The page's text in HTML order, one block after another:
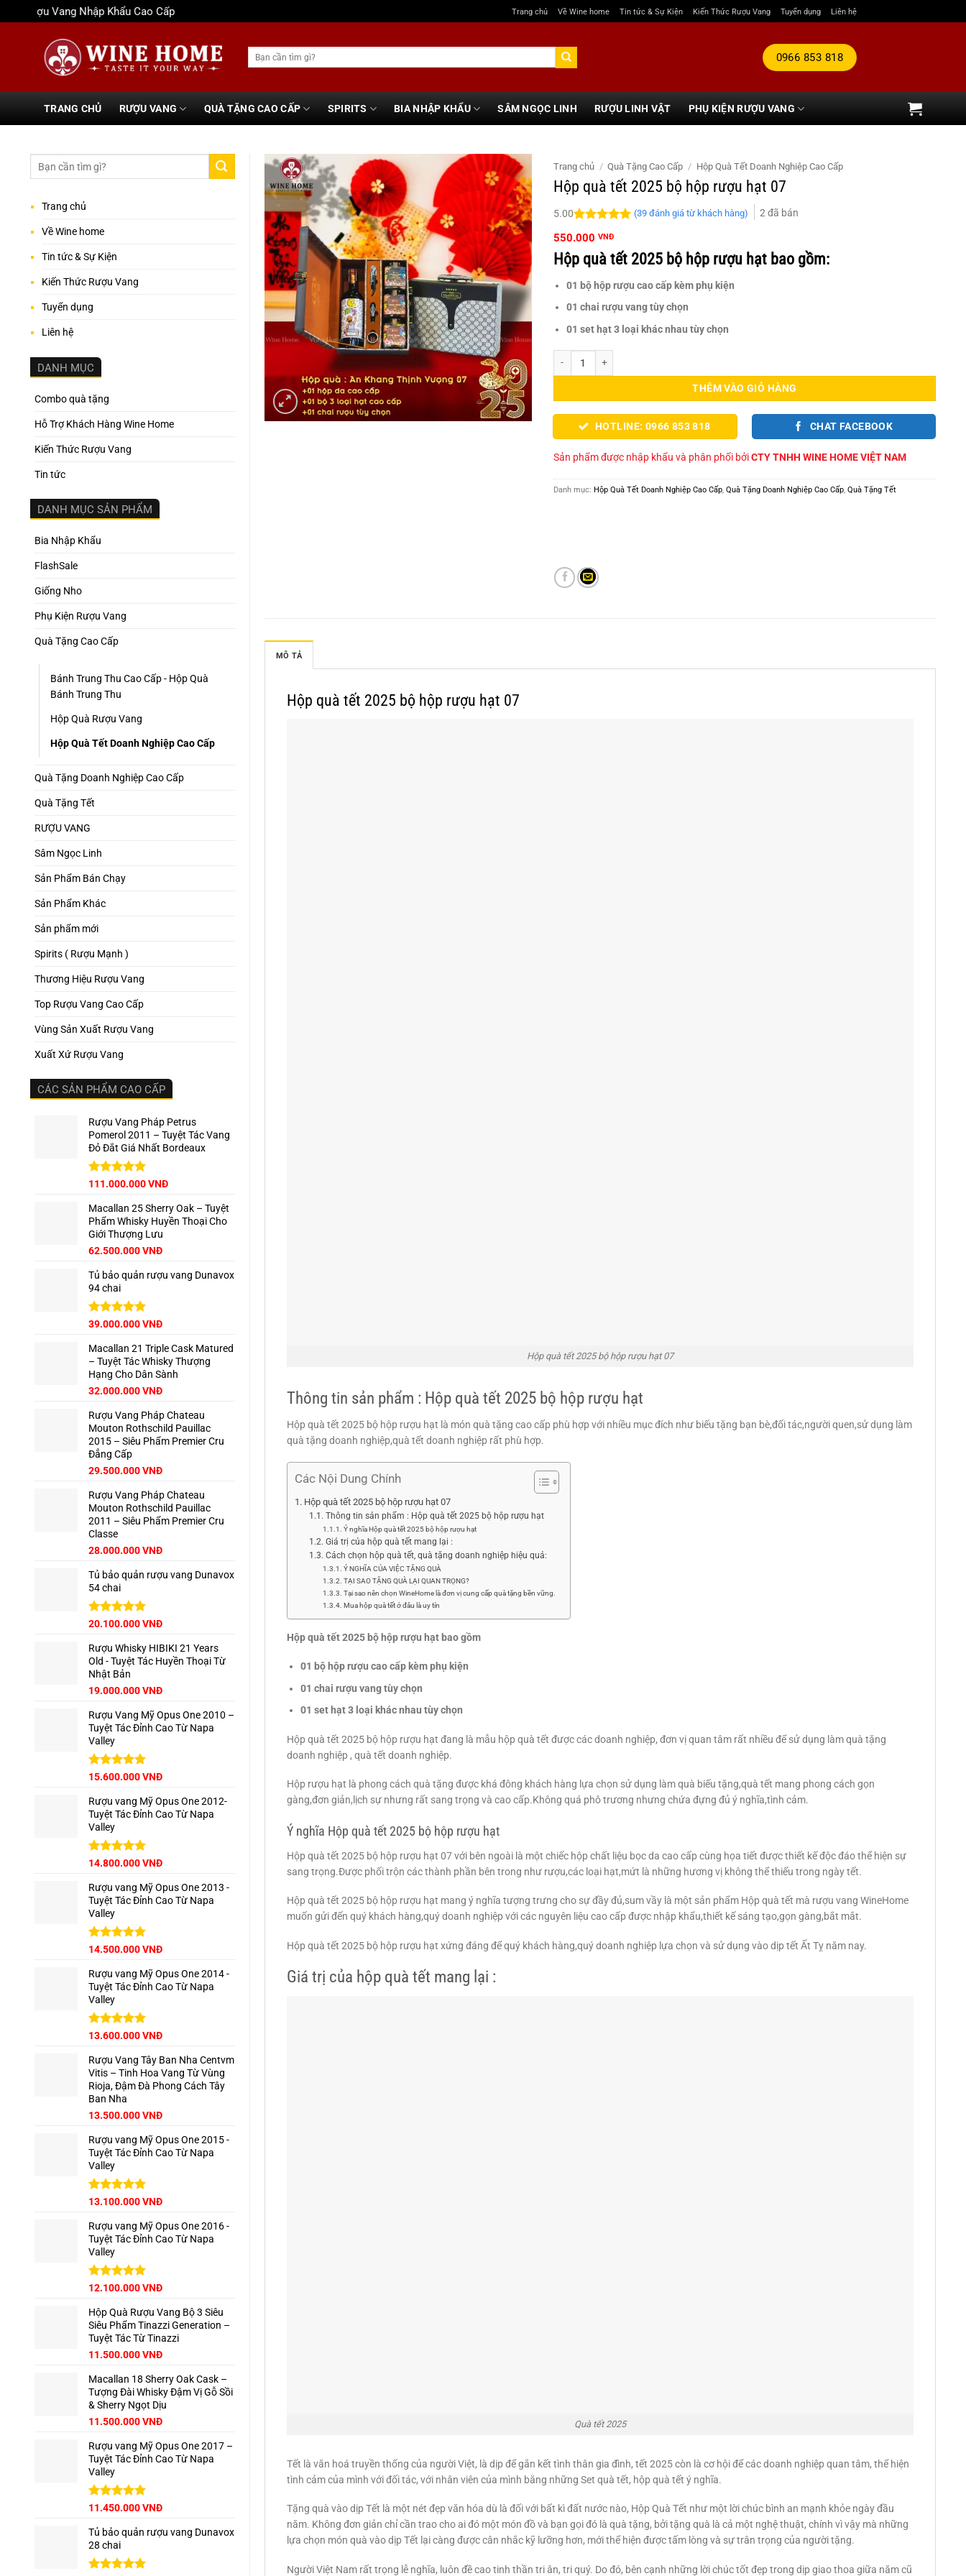
qua
Vang Nhập Khẩu Cao Cấp Trang chủ Về Wine home Tin tức & Sự Kiện Kiến Thức Rượu Vang Tuyển dụng Liên hệ
Tìm
kiếm:
0966 853 818
TRANG CHỦ RƯỢU VANG QUÀ TẶNG CAO CẤP SPIRITS BIA NHẬP KHẨU SÂM NGỌC LINH RƯỢU LINH VẬT PHỤ KIỆN RƯỢU VANG
Trang chủ
Về Wine home
Tin tức & Sự Kiện
Kiến Thức Rượu Vang
Tuyển dụng
Liên hệ
DANH MỤC
Combo quà tặng
Hỗ Trợ Khách Hàng Wine Home
Kiến Thức Rượu Vang
Tin tức
DANH MỤC SẢN PHẨM
Bia Nhập Khẩu
FlashSale
Giống Nho
Phụ Kiện Rượu Vang
Quà Tặng Cao Cấp
Bánh Trung Thu Cao Cấp - Hộp Quà
Bánh Trung Thu
Hộp Quà Rượu Vang
Hộp Quà Tết Doanh Nghiệp Cao Cấp
Quà Tặng Doanh Nghiệp Cao Cấp
Quà Tặng Tết
RƯỢU VANG
Sâm Ngọc Linh
Sản Phẩm Bán Chạy
Sản Phẩm Khác
Sản phẩm mới
Spirits ( Rượu Mạnh )
Thương Hiệu Rượu Vang
Top Rượu Vang Cao Cấp
Vùng Sản Xuất Rượu Vang
Xuất Xứ Rượu Vang
CÁC SẢN PHẨM CAO CẤP
Rượu Vang Pháp Petrus
Pomerol 2011 – Tuyệt Tác Vang
Đỏ Đắt Giá Nhất Bordeaux
Được xếp
5 sao
Giá
là:
125.000.000 VNĐ.
111.000.000VNĐGiá
tại
là:
Macallan 25 Sherry Oak – Tuyệt
Phẩm Whisky Huyền Thoại Cho
Giới Thượng Lưu
Giá
là:
65.000.000 VNĐ.
62.500.000VNĐGiá
tại
Tủ bảo quản rượu vang Dunavox
94 chai
Được xếp
5 sao
Giá
là:
42.500.000 VNĐ.
39.000.000VNĐGiá
tại
là:
39.000.000 VNĐ.
Macallan 21 Triple Cask Matured
– Tuyệt Tác Whisky Thượng
Hạng Cho Dân Sành
Giá
là:
35.000.000 VNĐ.
32.000.000VNĐGiá
tại
là:
32.000.000 VNĐ.
Rượu Vang Pháp Chateau
Mouton Rothschild Pauillac
2015 – Siêu Phẩm Premier Cru
Đẳng Cấp
29.500.000VNĐ
Rượu Vang Pháp Chateau
Mouton Rothschild Pauillac
2011 – Siêu Phẩm Premier Cru
Classe
28.000.000VNĐ
Tủ bảo quản rượu vang Dunavox
54 chai
Được xếp
5 sao
Giá
là:
22.500.000 VNĐ.
20.100.000VNĐGiá
tại
là:
Rượu Whisky HIBIKI 21 Years
Old - Tuyệt Tác Huyền Thoại Từ
Nhật Bản
Giá
là:
22.000.000 VNĐ.
19.000.000VNĐGiá
tại
là:
Rượu Vang Mỹ Opus One 2010 –
Tuyệt Tác Đỉnh Cao Từ Napa
Valley
Được xếp
5 sao
15.600.000VNĐ
Rượu vang Mỹ Opus One 2012-
Tuyệt Tác Đỉnh Cao Từ Napa
Valley
Được xếp
5 sao
14.800.000VNĐ
Rượu vang Mỹ Opus One 2013 -
Tuyệt Tác Đỉnh Cao Từ Napa
Valley
Được xếp
5 sao
14.500.000VNĐ
Rượu vang Mỹ Opus One 2014 -
Tuyệt Tác Đỉnh Cao Từ Napa
Valley
Được xếp
5 sao
13.600.000VNĐ
Rượu Vang Tây Ban Nha Centvm
Vitis – Tinh Hoa Vang Từ Vùng
Rioja, Đậm Đà Phong Cách Tây
Ban Nha
Giá
là:
15.000.000 VNĐ.
13.500.000VNĐGiá
tại
là:
Rượu vang Mỹ Opus One 2015 -
Tuyệt Tác Đỉnh Cao Từ Napa
Valley
Được xếp
5 sao
13.100.000VNĐ
Rượu vang Mỹ Opus One 2016 -
Tuyệt Tác Đỉnh Cao Từ Napa
Valley
Được xếp
5 sao
12.100.000VNĐ
Hộp Quà Rượu Vang Bộ 3 Siêu
Siêu Phẩm Tinazzi Generation –
Tuyệt Tác Từ Tinazzi
Giá
là:
12.960.000 VNĐ.
11.500.000VNĐGiá
tại
là:
11.500.000 VNĐ.
Macallan 18 Sherry Oak Cask –
Tượng Đài Whisky Đậm Vị Gỗ Sồi
& Sherry Ngọt Dịu
Giá
là:
13.500.000 VNĐ.
11.500.000VNĐGiá
tại
là:
Rượu vang Mỹ Opus One 2017 –
Tuyệt Tác Đỉnh Cao Từ Napa
Valley
Được xếp
5 sao
11.450.000VNĐ
Tủ bảo quản rượu vang Dunavox
28 chai
Trang chủ / Quà Tặng Cao Cấp / Hộp Quà Tết Doanh Nghiệp Cao Cấp
Hộp quà tết 2025 bộ hộp rượu hạt 07
5.00
đánh giá
(39đánh giá từ khách hàng) 2 đã bán
550.000 VNĐ
Hộp quà tết 2025 bộ hộp rượu hạt bao gồm:
01 bộ hộp rượu cao cấp kèm phụ kiện
01 chai rượu vang tùy chọn
01 set hạt 3 loại khác nhau tùy chọn
THÊM VÀO GIỎ HÀNG
HOTLINE: 0966 853 818 CHAT FACEBOOK
Sản phẩm được nhập khẩu và phân phối bởiCTY TNHH WINE HOME VIỆT NAM
Danh mục: Hộp Quà Tết Doanh Nghiệp Cao Cấp, Quà Tặng Doanh Nghiệp Cao Cấp, Quà Tặng Tết
MÔ TẢ
Hộp quà tết 2025 bộ hộp rượu hạt 07
Hộp quà tết 2025 bộ hộp rượu hạt 07
Thông tin sản phẩm : Hộp quà tết 2025 bộ hộp rượu hạt
Hộp quà tết 2025 bộ hộp rượu hạt là món quà tặng cao cấp phù hợp với nhiều mục đích như biếu tặng bạn bè,đối tác,người quen,sử dụng làm
quà tặng doanh nghiệp,quà tết doanh nghiệp rất phù hợp.
Các Nội Dung Chính
Hộp quà tết 2025 bộ hộp rượu hạt 07
Thông tin sản phẩm : Hộp quà tết 2025 bộ hộp rượu hạt
Ý nghĩa Hộp quà tết 2025 bộ hộp rượu hạt
Giá trị của hộp quà tết mang lại :
Cách chọn hộp quà tết, quà tặng doanh nghiệp hiệu quả:
Ý NGHĨA CỦA VIỆC TẶNG QUÀ
TẠI SAO TẶNG QUÀ LẠI QUAN TRỌNG?
Tại sao nên chọn WineHome là đơn vị cung cấp quà tặng bền vững.
Mua hộp quà tết ở đâu là uy tín
Hộp quà tết 2025 bộ hộp rượu hạt bao gồm
01 bộ hộp rượu cao cấp kèm phụ kiện
01 chai rượu vang tùy chọn
01 set hạt 3 loại khác nhau tùy chọn
Hộp quà tết 2025 bộ hộp rượu hạt đang là mẫu hộp quà tết được các doanh nghiệp, đơn vị quan tâm rất nhiều để sử dụng làm quà tặng
doanh nghiệp , quà tết doanh nghiệp.
Hộp rượu hạt là phong cách quà tặng được khá đông khách hàng lựa chọn sử dụng làm quà biếu tặng,quà tết mang phong cách gọn
gàng,đơn giản,lịch sự nhưng rất sang trọng và cao cấp.Không quá phô trương nhưng chứa đựng đủ ý nghĩa,tình cảm.
Ý nghĩa Hộp quà tết 2025 bộ hộp rượu hạt
Hộp quà tết 2025 bộ hộp rượu hạt 07 với bên ngoài là một chiếc hộp chất liệu bọc da cao cấp cùng họa tiết được thiết kế độc đáo thể hiện sự
sang trọng.Được phối trộn các thành phần bên trong như rượu,các loại hạt,mứt là những hương vị không thể thiếu trong ngày tết.
Hộp quà tết 2025 bộ hộp rượu hạt mang ý nghĩa tượng trưng cho sự đầy đủ,sum vầy là một sản phẩm Hộp quà tết mà rượu vang WineHome
muốn gửi đến quý khách hàng,quý doanh nghiệp với các nguyên liệu cao cấp được nhập khẩu,thiết kế sáng tạo,gọn gàng,bắt mắt.
Hộp quà tết 2025 bộ hộp rượu hạt xứng đáng để quý khách hàng,quý doanh nghiệp lựa chọn và sử dụng vào dịp tết Ất Tỵ năm nay.
Giá trị của hộp quà tết mang lại :
Quà tết 2025
Tết là văn hoá truyền thống của người Việt, là dịp để gắn kết tình thân gia đình, tết 2025 còn là cơ hội để các doanh nghiệp quan tâm, thể hiện
tình cảm của mình với đối tác, với nhân viên của mình bằng những Set quà tết, hộp quà tết ý nghĩa.
Tặng quà vào dịp Tết là một nét đẹp văn hóa dù là đối với bất kì đất nước nào, Hộp Quà Tết như một lời chúc bình an mạnh khỏe ngày đầu
năm. Không đơn giản chỉ cần trao cho ai đó một món đồ và bạn gọi đó là quà tặng, bởi tặng quà là cả một nghệ thuật, chính vì vậy mà những
lựa chọn món quà vào dịp Tết lại càng được cân nhắc kỹ lưỡng hơn, mới thể hiện được tấm lòng và sự trân trọng của người tặng.
Người Việt Nam rất trọng lễ nghĩa, luôn đề cao tinh thần tri ân, tri quý. Do đó, bên cạnh những lời chúc tốt đẹp trong dịp giao thoa giữa năm cũ